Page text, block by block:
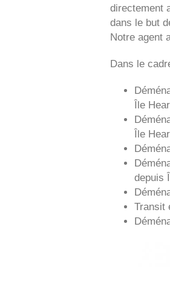
directement
dans le but
Notre agent
Dans le
Île
Île
depuis
Transit